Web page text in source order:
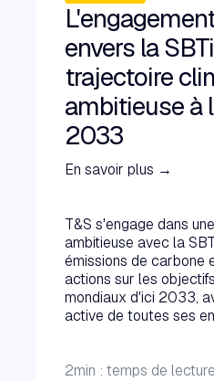
envers la
trajectoire
ambitieuse à
2033
En savoir plus →
T&S s'engage dans
ambitieuse avec la
émissions de carbone
actions sur les
mondiaux d'ici 2033,
active de toutes ses
2min : temps de lecture